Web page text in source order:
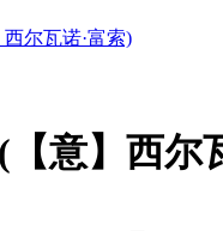
尔瓦诺·富索)
意】西尔